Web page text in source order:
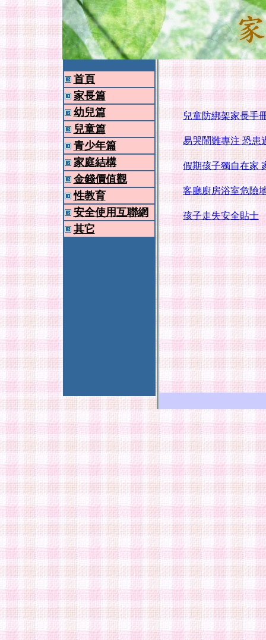
首頁
家長篇
幼兒篇
兒童篇
青少年篇
家庭結構
金錢價值觀
性教育
安全使用互聯網
其它
兒童防綁架家長手
易哭鬧難專注 恐患
假期孩子獨自在家
客廳廚房浴室危險
孩子走失安全貼士